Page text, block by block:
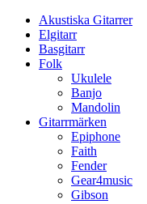
Akustiska Gitarrer
Elgitarr
Basgitarr
Folk
Ukulele
Banjo
Mandolin
Gitarrmärken
Epiphone
Faith
Fender
Gear4music
Gibson